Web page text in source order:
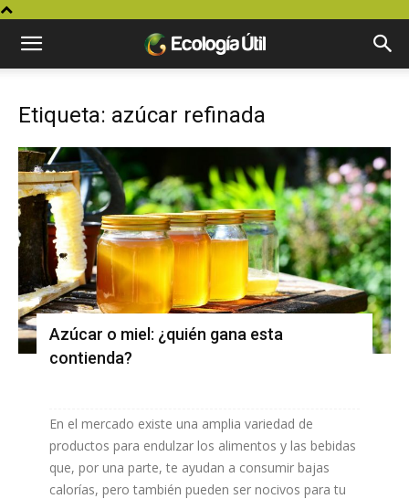
Etiqueta: azúcar refinada
Azúcar o miel: ¿quién gana esta
contienda?
En el mercado existe una amplia variedad de
productos para endulzar los alimentos y las bebidas
que, por una parte, te ayudan a consumir bajas
calorías, pero también pueden ser nocivos para tu